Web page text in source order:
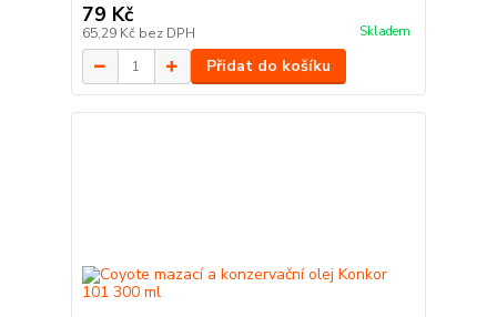
79 Kč
65,29 Kč bez DPH Skladem
Přidat do košíku